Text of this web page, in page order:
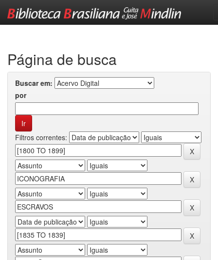
Página de busca
Buscar em:
por
Filtros correntes: